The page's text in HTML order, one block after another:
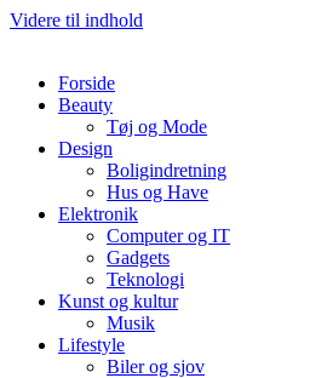
Videre til indhold
Forside
Beauty
Tøj og Mode
Design
Boligindretning
Hus og Have
Elektronik
Computer og IT
Gadgets
Teknologi
Kunst og kultur
Musik
Lifestyle
Biler og sjov